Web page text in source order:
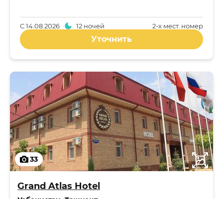
2-x мест. номер
С14.08.2026 12 ночей
Уточнить
33
Grand Atlas Hotel